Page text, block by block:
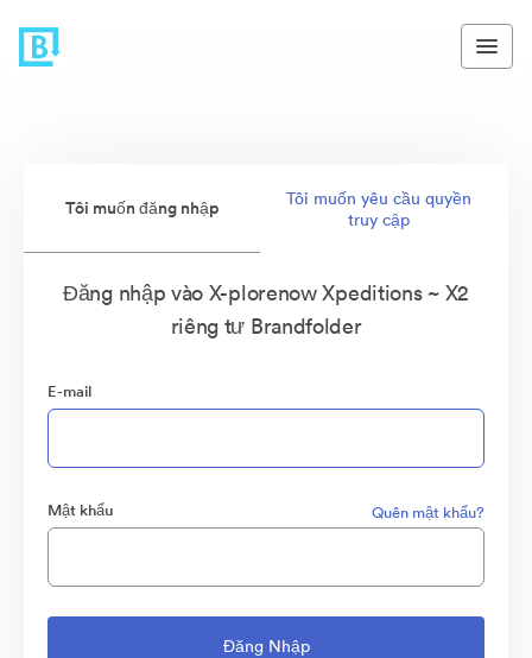
Tôi muốn đăng nhập
Tôi muốn yêu cầu quyền
truy cập
Đăng nhập vào X-plorenow Xpeditions ~ X2
riêng tư Brandfolder
E-mail
Mật khẩu Quên mật khẩu?